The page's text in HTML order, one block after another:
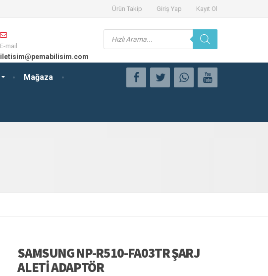
Ürün Takip Giriş Yap Kayıt Ol
Mağaza
E-mail
iletisim@pemabilisim.com
Products
search
SAMSUNG NP-R510-FA03TR ŞARJ
ALETI ADAPTÖR